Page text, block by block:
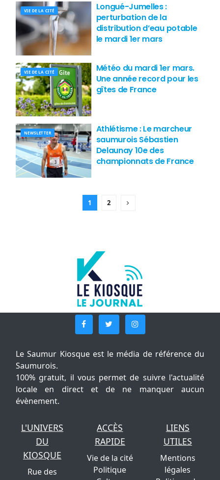
VIE DE LA CITÉ
Longué-Jumelles :
perturbation de la
distribution d’eau potable
le mardi 1er mars
VIE DE LA CITÉ
Météo du mardi 1er mars.
Une année record pour les
gîtes de France
NEWSLETTER
Athlétisme : Le marcheur
saumurois Sébastien
Delaunay 10e des
championnats de France
1 2
Le Saumur Kiosque est le média de référence du
Saumurois.
100% gratuit, il vous permet de suivre l'actualité
locale en direct et de ne manquer aucun
évènement.
L'UNIVERS
DU
KIOSQUE
Rue des
ACCÈS
RAPIDE
Vie de la cité
Politique
LIENS
UTILES
Mentions
légales